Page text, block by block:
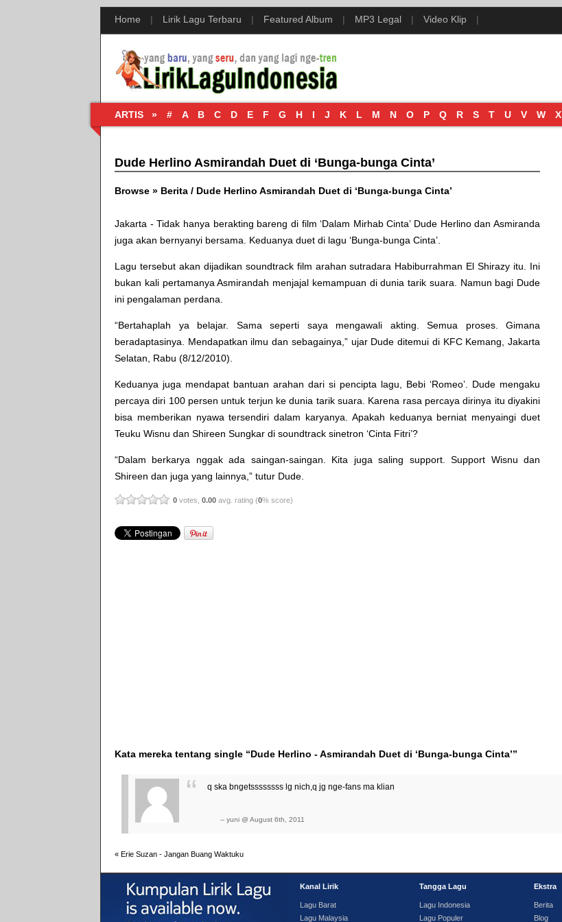
Home | Lirik Lagu Terbaru | Featured Album | MP3 Legal | Video Klip |
ARTIS » # A B C D E F G H I J K L M N O P Q R S T U V W X
Dude Herlino Asmirandah Duet di ‘Bunga-bunga Cinta’
Browse » Berita / Dude Herlino Asmirandah Duet di ‘Bunga-bunga Cinta’
Jakarta - Tidak hanya berakting bareng di film ‘Dalam Mirhab Cinta’ Dude Herlino dan Asmiranda
juga akan bernyanyi bersama. Keduanya duet di lagu ‘Bunga-bunga Cinta’.
Lagu tersebut akan dijadikan soundtrack film arahan sutradara Habiburrahman El Shirazy itu. Ini
bukan kali pertamanya Asmirandah menjajal kemampuan di dunia tarik suara. Namun bagi Dude
ini pengalaman perdana.
“Bertahaplah ya belajar. Sama seperti saya mengawali akting. Semua proses. Gimana
beradaptasinya. Mendapatkan ilmu dan sebagainya,” ujar Dude ditemui di KFC Kemang, Jakarta
Selatan, Rabu (8/12/2010).
Keduanya juga mendapat bantuan arahan dari si pencipta lagu, Bebi ‘Romeo’. Dude mengaku
percaya diri 100 persen untuk terjun ke dunia tarik suara. Karena rasa percaya dirinya itu diyakini
bisa memberikan nyawa tersendiri dalam karyanya. Apakah keduanya berniat menyaingi duet
Teuku Wisnu dan Shireen Sungkar di soundtrack sinetron ‘Cinta Fitri’?
“Dalam berkarya nggak ada saingan-saingan. Kita juga saling support. Support Wisnu dan
Shireen dan juga yang lainnya,” tutur Dude.
0 votes, 0.00 avg. rating (0% score)
Kata mereka tentang single “Dude Herlino - Asmirandah Duet di ‘Bunga-bunga Cinta’”
q ska bngetssssssss lg nich,q jg nge-fans ma klian
-- yuni @ August 6th, 2011
« Erie Suzan - Jangan Buang Waktuku
Kanal Lirik
Lagu Barat
Lagu Malaysia
Tangga Lagu
Lagu Indonesia
Lagu Populer
Ekstra
Berita
Blog